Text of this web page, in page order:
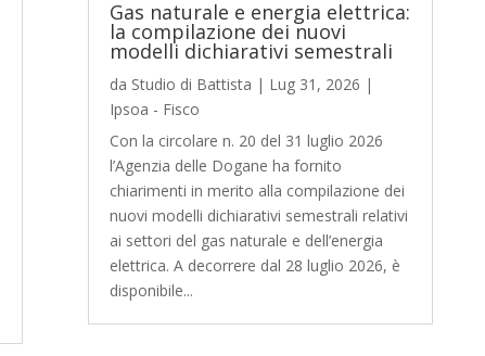
Gas naturale e energia elettrica:
la compilazione dei nuovi
modelli dichiarativi semestrali
da Studio di Battista | Lug 31, 2026 |
Ipsoa - Fisco
Con la circolare n. 20 del 31 luglio 2026
l’Agenzia delle Dogane ha fornito
chiarimenti in merito alla compilazione dei
nuovi modelli dichiarativi semestrali relativi
ai settori del gas naturale e dell’energia
elettrica. A decorrere dal 28 luglio 2026, è
disponibile...